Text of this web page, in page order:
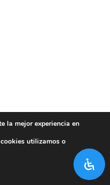
la mejor experiencia en
utilizamos o